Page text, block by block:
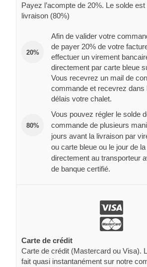
Payez l’acompte de 20%. Le solde
livraison (80%)
20%
Afin de valider votre
de payer 20% de votre
effectuer un virement
directement par carte bleue
Vous recevrez un mail de
commande et recevrez dans
délais votre chalet.
80%
Vous pouvez régler le solde
commande de plusieurs
jours avant la livraison par
ou carte bleue ou le jour de
directement au transporteur
de banque certifié.
Carte de crédit
Carte de crédit (Mastercard ou Visa).
fait quasi instantanément sur notre